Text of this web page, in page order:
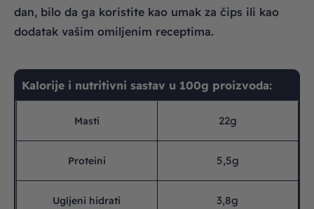
dan, bilo da ga koristite kao umak za čips ili kao
dodatak vašim omiljenim receptima.
Kalorije i nutritivni sastav u 100g proizvoda:
Masti 22g
Proteini 5,5g
Ugljeni hidrati 3,8g